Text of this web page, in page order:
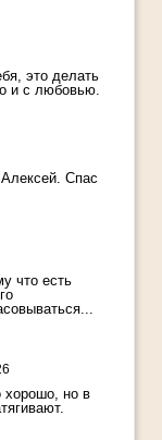
это делать
и с любовью.
Спас
что есть
хорошо, но в